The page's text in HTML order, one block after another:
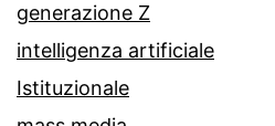
generazione Z
intelligenza artificiale
Istituzionale